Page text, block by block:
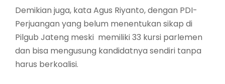
Demikian juga, kata Agus Riyanto, dengan PDI-
Perjuangan yang belum menentukan sikap di
Pilgub Jateng meski memiliki 33 kursi parlemen
dan bisa mengusung kandidatnya sendiri tanpa
harus berkoalisi.